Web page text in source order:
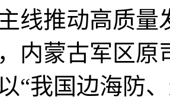
线推动高质量
内蒙古军区
“我国边海防